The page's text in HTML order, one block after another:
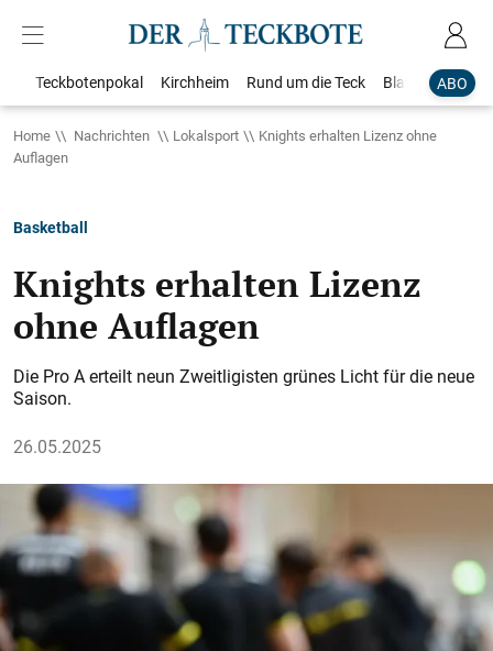
ABO
Teckbotenpokal Kirchheim Rund um die Teck Blaulicht
Home Nachrichten Lokalsport
Knights erhalten Lizenz ohne
Auflagen
Basketball
Knights erhalten Lizenz
ohne Auflagen
Die Pro A erteilt neun Zweitligisten grünes Licht für die neue
Saison.
26.05.2025